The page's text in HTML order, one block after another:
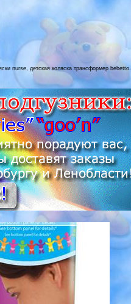
nurse, детская коляска трансформер bebetto.